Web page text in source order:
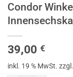
Condor
39,00 €
inkl. 19 % MwSt.